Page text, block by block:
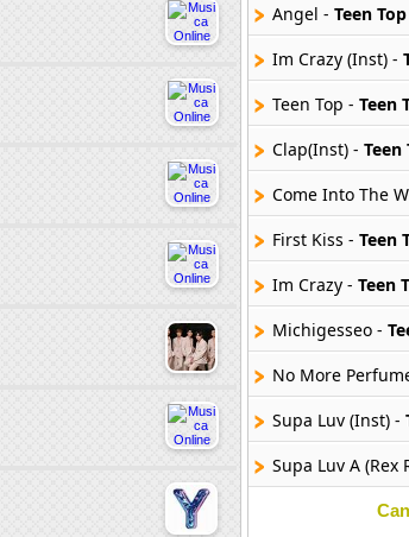
Angel - Teen Top
Im Crazy (Inst) -
Teen Top - Teen
Clap(Inst) - Teen
Come Into The
First Kiss - Teen
Im Crazy - Teen
Michigesseo -
No More
Supa Luv (Inst) -
Supa Luv A (Rex
Angel (Inst) -